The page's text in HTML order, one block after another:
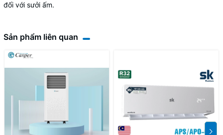
đối với sưởi ấm.
Sản phẩm liên quan